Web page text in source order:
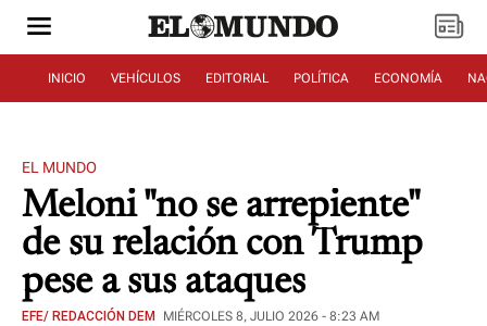
INICIO VEHÍCULOS EDITORIAL POLÍTICA ECONOMÍA
EL MUNDO
Meloni "no se arrepiente"
de su relación con Trump
pese a sus ataques
EFE/ REDACCIÓN DEM MIÉRCOLES 8, JULIO 2026 - 8:23 AM